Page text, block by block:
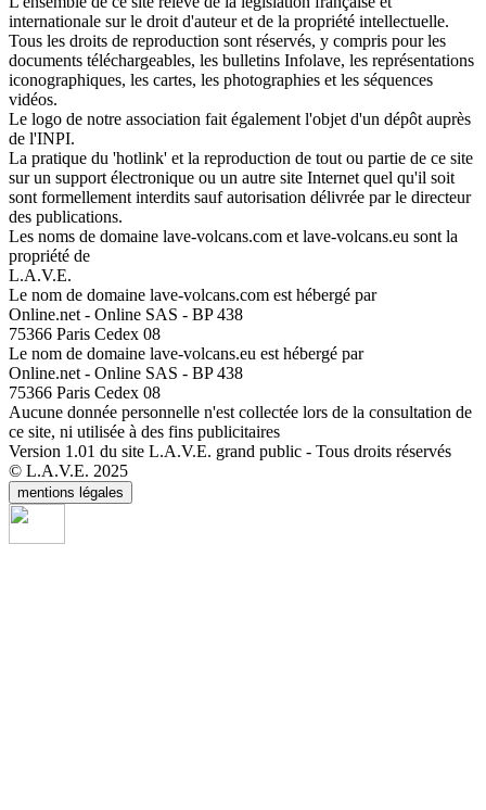
internationale sur le droit d'auteur et de la propriété intellectuelle.
Tous les droits de reproduction sont réservés, y compris pour les
documents téléchargeables, les bulletins Infolave, les représentations
iconographiques, les cartes, les photographies et les séquences
vidéos.
Le logo de notre association fait également l'objet d'un dépôt auprès
de l'INPI.
La pratique du 'hotlink' et la reproduction de tout ou partie de ce site
sur un support électronique ou un autre site Internet quel qu'il soit
sont formellement interdits sauf autorisation délivrée par le directeur
des publications.
Les noms de domaine lave-volcans.com et lave-volcans.eu sont la
propriété de
L.A.V.E.
Le nom de domaine lave-volcans.com est hébergé par
Online.net - Online SAS - BP 438
75366 Paris Cedex 08
Le nom de domaine lave-volcans.eu est hébergé par
Online.net - Online SAS - BP 438
75366 Paris Cedex 08
Aucune donnée personnelle n'est collectée lors de la consultation de
ce site, ni utilisée à des fins publicitaires
Version 1.01 du site L.A.V.E. grand public - Tous droits réservés
© L.A.V.E. 2025
mentions légales